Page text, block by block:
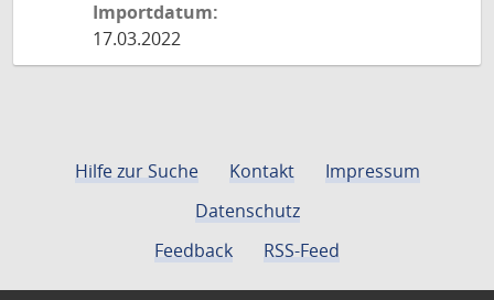
Importdatum:
17.03.2022
Hilfe zur Suche Kontakt
Impressum
Datenschutz
Feedback
RSS-Feed